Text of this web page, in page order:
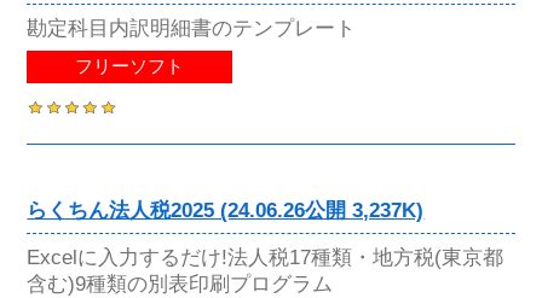
勘定科目内訳明細書のテンプレート
フリーソフト
らくちん法人税2025 (24.06.26公開 3,237K)
Excelに入力するだけ!法人税17種類・地方税(東京都
含む)9種類の別表印刷プログラム